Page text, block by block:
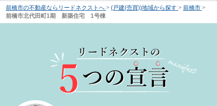
前橋市の不動産ならリードネクストへ > (戸建(売買))地域から探す > 前橋市 >
前橋市北代田町1期 新築住宅 1号棟